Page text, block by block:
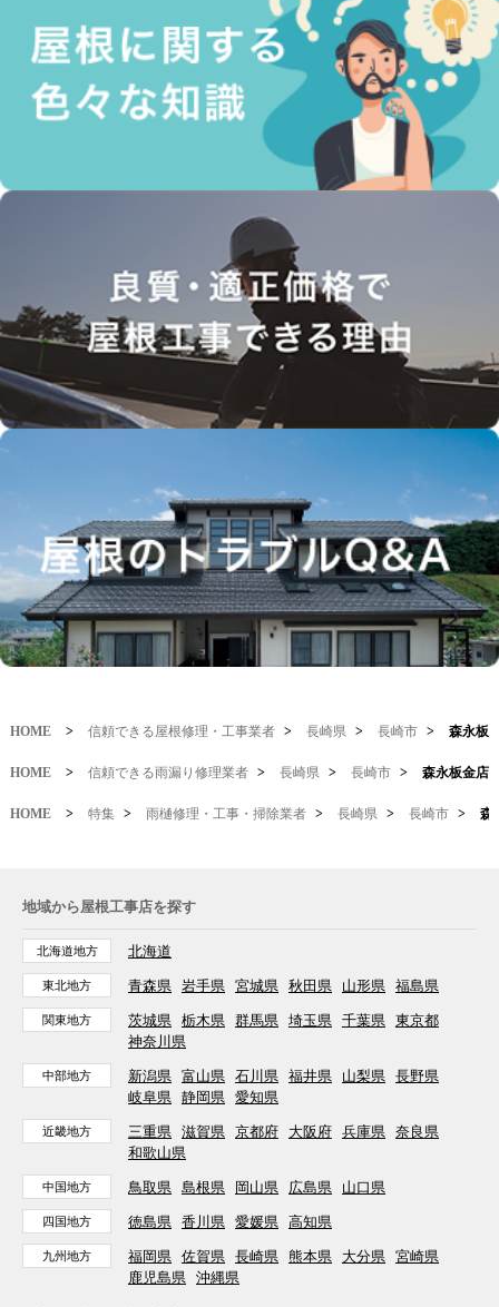
HOME > 信頼できる屋根修理・工事業者 > 長崎県 > 長崎市 > 森永板
HOME > 信頼できる雨漏り修理業者 > 長崎県 > 長崎市 > 森永板金店
HOME > 特集 > 雨樋修理・工事・掃除業者 > 長崎県 > 長崎市 > 森
地域から屋根工事店を探す
北海道地方 北海道
東北地方 青森県 岩手県 宮城県 秋田県 山形県 福島県
関東地方 茨城県 栃木県 群馬県 埼玉県 千葉県 東京都
神奈川県
中部地方 新潟県 富山県 石川県 福井県 山梨県 長野県
岐阜県 静岡県 愛知県
近畿地方 三重県 滋賀県 京都府 大阪府 兵庫県 奈良県
和歌山県
中国地方 鳥取県 島根県 岡山県 広島県 山口県
四国地方 徳島県 香川県 愛媛県 高知県
九州地方 福岡県 佐賀県 長崎県 熊本県 大分県 宮崎県
鹿児島県 沖縄県